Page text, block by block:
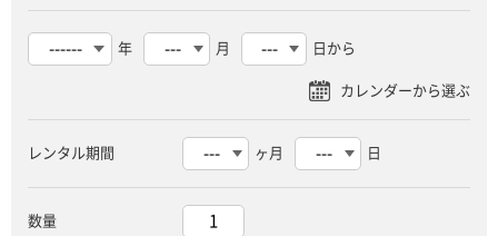
年 月 日から
レンタル期間 ヶ月 日
数量